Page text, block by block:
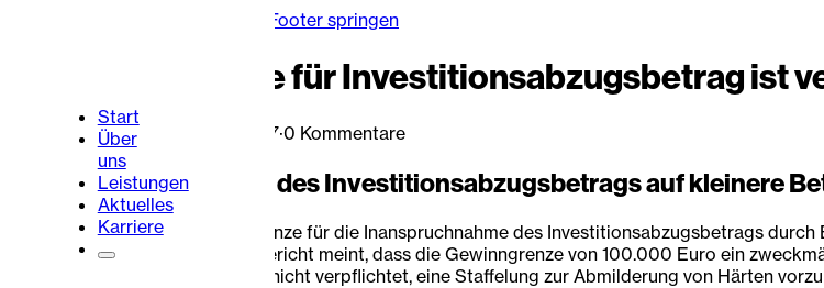
Zum Footer springen
Start
Über
uns
Leistungen
Aktuelles
Karriere
Gewinngrenze für Investitionsabzugsbetrag ist
Lukas Urbaum 24. Juli 2017·0 Kommentare
Die Beschränkung des Investitionsabzugsbetrags auf kleinere
Die gesetzliche Gewinngrenze für die Inanspruchnahme des Investitionsabzugsbetrags
verfassungsgemäß. Das Gericht meint, dass die Gewinngrenze von 100.000 Euro ein
Der Gesetzgeber sei auch nicht verpflichtet, eine Staffelung zur Abmilderung von Härten